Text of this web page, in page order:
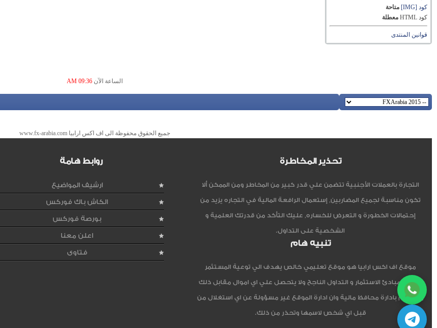
كود [IMG]
متاحة
كود HTML
معطلة
قوانين المنتدى
الساعة الآن 09:36 AM
جميع الحقوق محفوظة الى اف اكس ارابيا www.fx-arabia.com
تحذير المخاطرة
التجارة بالعملات الأجنبية تتضمن علي قدر كبير من المخاطر ومن الممكن ألا
تكون مناسبة لجميع المضاربين, إستعمال الرافعة المالية في التجاره يزيد من
إحتمالات الخطورة و التعرض للخساره, عليك التأكد من قدرتك العلمية و
الشخصية على التداول.
تنبيه هام
موقع اف اكس ارابيا هو موقع تعليمي خالص يهدف الي توعية المستثمر
العربي مبادئ الاستثمار و التداول الناجح ولا يتحصل علي اي اموال مقابل ذلك
ولا يقوم بادارة محافظ مالية وان ادارة الموقع غير مسؤولة عن اي استغلال من
قبل اي شخص لاسمها وتحذر من ذلك.
روابط هامة
ارشيف المواضيع
الكاش باك فوركس
بورصة فوركس
اعلن معنا
فتاوى